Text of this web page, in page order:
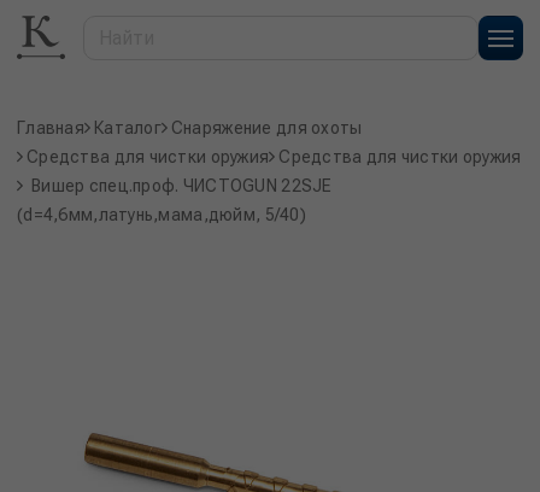
Главная Каталог Снаряжение для охоты
Средства для чистки оружия Средства для чистки оружия
Вишер спец.проф. ЧИСТОGUN 22SJE
(d=4,6мм,латунь,мама,дюйм, 5/40)